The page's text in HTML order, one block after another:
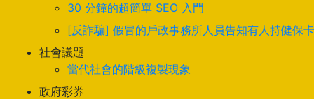
30 分鐘的超簡單 SEO 入門
[反詐騙] 假冒的戶政事務所人員告知有人持健保
社會議題
當代社會的階級複製現象
政府彩券